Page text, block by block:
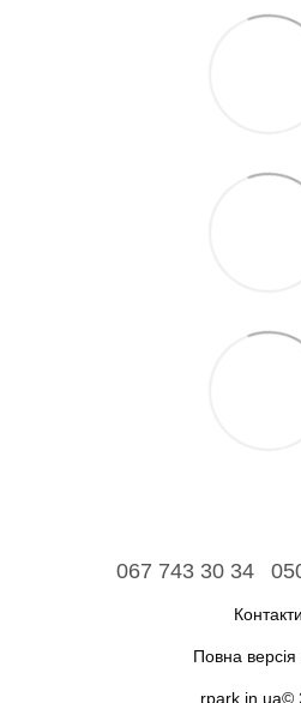
067 743 30 34
Контакти
Повна версія
rpark.in.ua©